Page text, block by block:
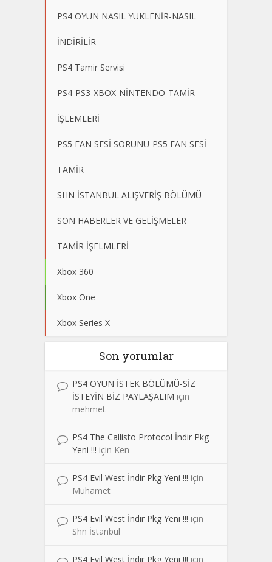
PS4 OYUN NASIL YÜKLENİR-NASIL
İNDİRİLİR
PS4 Tamir Servisi
PS4-PS3-XBOX-NİNTENDO-TAMİR
İŞLEMLERİ
PS5 FAN SESİ SORUNU-PS5 FAN SESİ
TAMİR
SHN İSTANBUL ALIŞVERİŞ BÖLÜMÜ
SON HABERLER VE GELİŞMELER
TAMİR İŞELMLERİ
Xbox 360
Xbox One
Xbox Series X
Son yorumlar
PS4 OYUN İSTEK BÖLÜMÜ-SİZ
İSTEYİN BİZ PAYLAŞALIM için
mehmet
PS4 The Callisto Protocol İndir Pkg
Yeni !!! için Ken
PS4 Evil West İndir Pkg Yeni !!! için
Muhamet
PS4 Evil West İndir Pkg Yeni !!! için
Shn İstanbul
PS4 Evil West İndir Pkg Yeni !!! için